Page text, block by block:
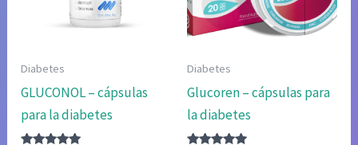
Diabetes
GLUCONOL – cápsulas
para la diabetes
Diabetes
Glucoren – cápsulas para
la diabetes